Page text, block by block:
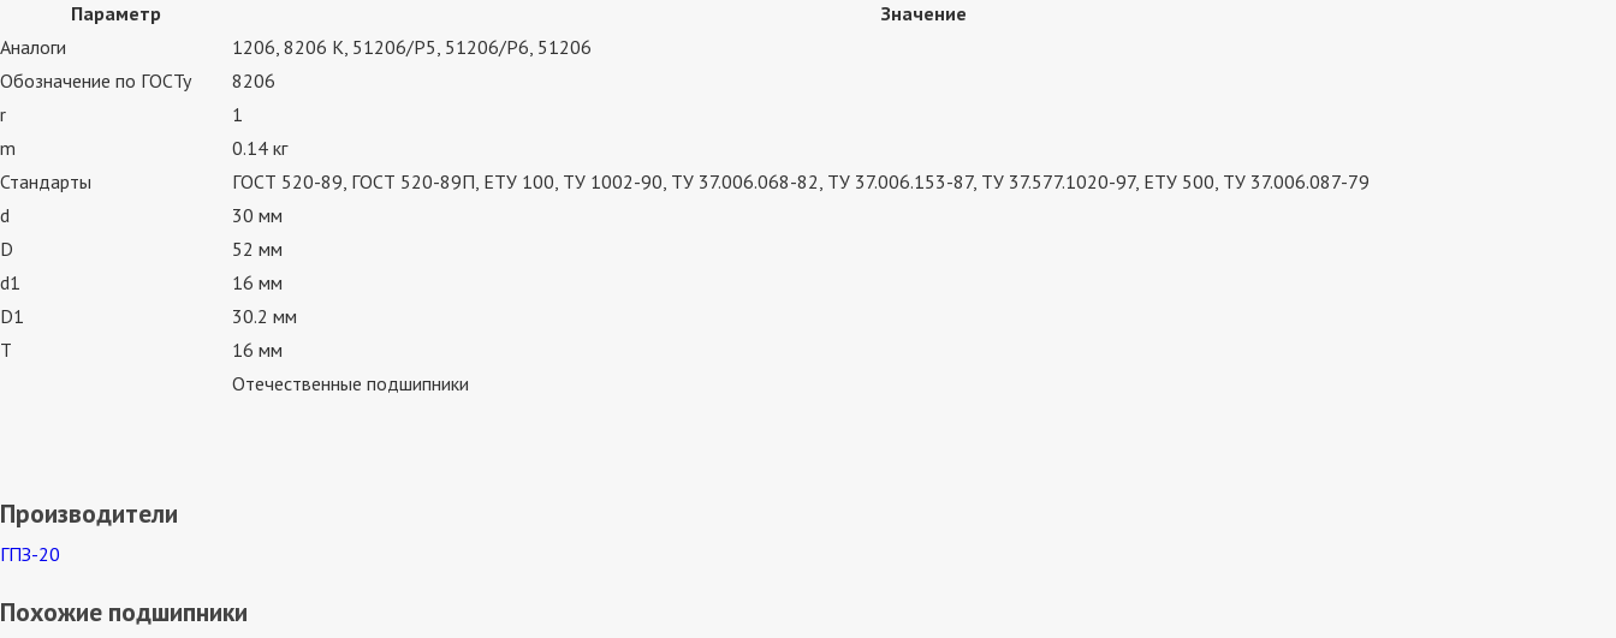
Параметр
Значение
Аналоги
1206, 8206 К, 51206/P5, 51206/P6, 51206
Обозначение по ГОСТу
8206
r
1
m
0.14 кг
Стандарты
ГОСТ 520-89, ГОСТ 520-89П, ЕТУ 100, ТУ 1002-90, ТУ 37.006.068-82, ТУ 37.006.153-87, ТУ 37.577.1020-97, ЕТУ 500, ТУ 37.006.087-79
d
30 мм
D
52 мм
d1
16 мм
D1
30.2 мм
T
16 мм
Отечественные подшипники
Производители
ГПЗ-20
Похожие подшипники